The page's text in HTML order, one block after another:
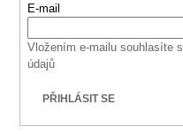
E-mail
Vložením e-mailu souhlasíte s
údajů
PŘIHLÁSIT SE